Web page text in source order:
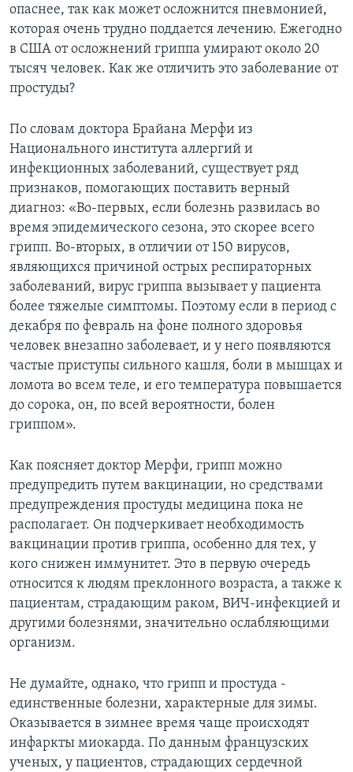
СОЦИАЛЬНЫЕ СЕТИ
опаснее, так как может осложнится пневмонией,
которая очень трудно поддается лечению. Ежегодно
в США от осложнений гриппа умирают около 20
тысяч человек. Как же отличить это заболевание от
простуды?
По словам доктора Брайана Мерфи из
Национального института аллергий и
инфекционных заболеваний, существует ряд
признаков, помогающих поставить верный
диагноз: «Во-первых, если болезнь развилась во
время эпидемического сезона, это скорее всего
грипп. Во-вторых, в отличии от 150 вирусов,
являющихся причиной острых респираторных
заболеваний, вирус гриппа вызывает у пациента
более тяжелые симптомы. Поэтому если в период с
декабря по февраль на фоне полного здоровья
человек внезапно заболевает, и у него появляются
частые приступы сильного кашля, боли в мышцах и
ломота во всем теле, и его температура повышается
до сорока, он, по всей вероятности, болен
гриппом».
Как поясняет доктор Мерфи, грипп можно
предупредить путем вакцинации, но средствами
предупреждения простуды медицина пока не
располагает. Он подчеркивает необходимость
вакцинации против гриппа, особенно для тех, у
кого снижен иммунитет. Это в первую очередь
относится к людям преклонного возраста, а также к
пациентам, страдающим раком, ВИЧ-инфекцией и
другими болезнями, значительно ослабляющими
организм.
Не думайте, однако, что грипп и простуда -
единственные болезни, характерные для зимы.
Оказывается в зимнее время чаще происходят
инфаркты миокарда. По данным французских
ученых, у пациентов, страдающих сердечной